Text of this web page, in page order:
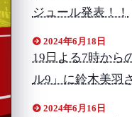
ジュール発表！！
2024年6月18日
19日よる7時から
ル9」に鈴木美羽
2024年6月16日